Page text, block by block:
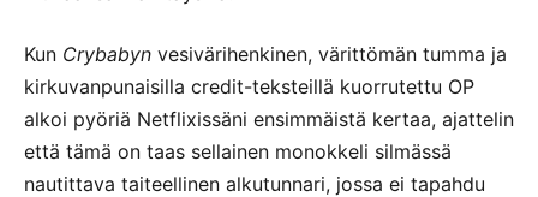
Kun Crybabyn vesivärihenkinen, värittömän tumma ja
kirkuvanpunaisilla credit-teksteillä kuorrutettu OP
alkoi pyöriä Netflixissäni ensimmäistä kertaa, ajattelin
että tämä on taas sellainen monokkeli silmässä
nautittava taiteellinen alkutunnari, jossa ei tapahdu